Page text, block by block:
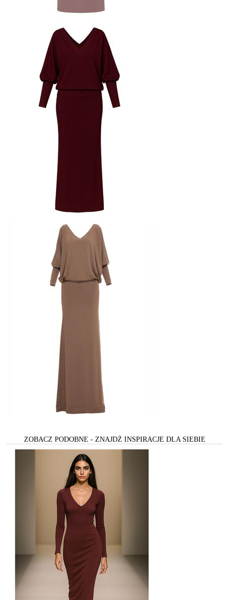
ZOBACZ PODOBNE - ZNAJDŻ INSPIRACJE DLA SIEBIE